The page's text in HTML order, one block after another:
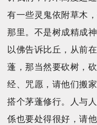
有一些灵鬼依附草木
那里。不是树成精成
以佛告诉比丘，从前
蓬，那当然要砍树，
经、咒愿，请他们搬
搭个茅蓬修行。人与
係也要处得很好，请